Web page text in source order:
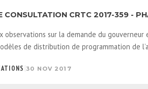
CONSULTATION CRTC 2017-359 -
observations sur la demande du
de distribution de programmation de
30 NOV 2017